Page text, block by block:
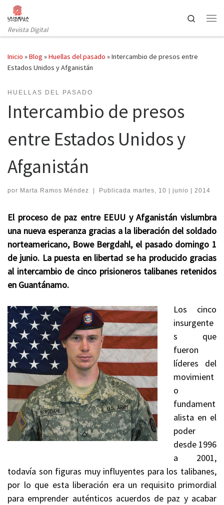
Saltar al contenido
Revista Digital
Search
Inicio »Blog »Huellas del pasado »Intercambio de presos entre
Estados Unidos y Afganistán
HUELLAS DEL PASADO
Intercambio de presos
entre Estados Unidos y
Afganistán
por Marta Ramos Méndez | Publicada martes, 10 | junio | 2014
El proceso de paz entre EEUU y Afganistán vislumbra
una nueva esperanza gracias a la liberación del soldado
norteamericano, Bowe Bergdahl, el pasado domingo 1
de junio. La puesta en libertad se ha producido gracias
al intercambio de cinco prisioneros talibanes retenidos
en Guantánamo.
Los cinco
insurgente
s que
fueron
líderes del
movimient
o
fundament
alista en el
poder
desde 1996
a 2001,
todavía son figuras muy influyentes para los talibanes,
por lo que esta liberación era un requisito primordial
para emprender auténticos acuerdos de paz y acabar